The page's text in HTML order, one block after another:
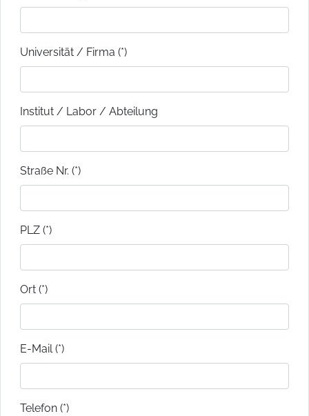
Universität / Firma (*)
Institut / Labor / Abteilung
Straße Nr. (*)
PLZ (*)
Ort (*)
E-Mail (*)
Telefon (*)